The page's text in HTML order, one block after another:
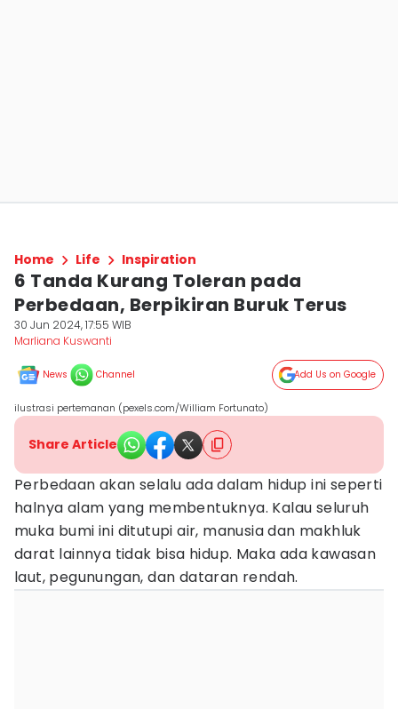
Home Life Inspiration
6 Tanda Kurang Toleran pada
Perbedaan, Berpikiran Buruk Terus
30 Jun 2024, 17:55 WIB
Marliana Kuswanti
News Channel Add Us on Google
ilustrasi pertemanan (pexels.com/William Fortunato)
Share Article
Perbedaan akan selalu ada dalam hidup ini seperti
halnya alam yang membentuknya. Kalau seluruh
muka bumi ini ditutupi air, manusia dan makhluk
darat lainnya tidak bisa hidup. Maka ada kawasan
laut, pegunungan, dan dataran rendah.